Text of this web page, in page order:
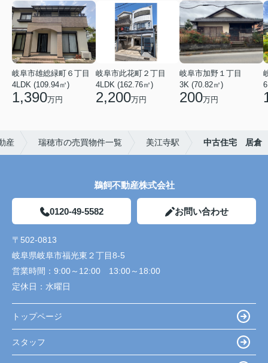
岐阜市雄総緑町６丁目
4LDK (109.94㎡)
1,390万円
岐阜市此花町２丁目
4LDK (162.76㎡)
2,200万円
岐阜市加野１丁目
3K (70.82㎡)
200万円
産 瑞穂市の売買物件一覧 美江寺駅 中古住宅 居倉
鵜飼不動産株式会社
0120-49-5582 お問い合わせ
〒502-0813
岐阜県岐阜市福光東２丁目8-5
営業時間： 9:00～12:00 13:00～18:00
定休日： 水曜日
トップページ
スタッフ